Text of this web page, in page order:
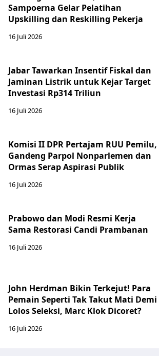
Sampoerna Gelar Pelatihan
Upskilling dan Reskilling Pekerja
16 Juli 2026
Jabar Tawarkan Insentif Fiskal dan
Jaminan Listrik untuk Kejar Target
Investasi Rp314 Triliun
16 Juli 2026
Komisi II DPR Pertajam RUU Pemilu,
Gandeng Parpol Nonparlemen dan
Ormas Serap Aspirasi Publik
16 Juli 2026
Prabowo dan Modi Resmi Kerja
Sama Restorasi Candi Prambanan
16 Juli 2026
John Herdman Bikin Terkejut! Para
Pemain Seperti Tak Takut Mati Demi
Lolos Seleksi, Marc Klok Dicoret?
16 Juli 2026